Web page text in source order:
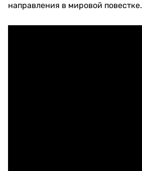
направления в мировой повестке.